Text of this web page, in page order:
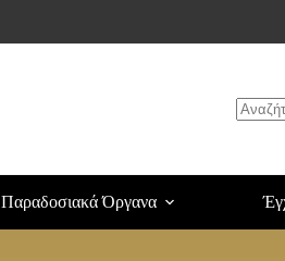
Παραδοσιακά Όργανα